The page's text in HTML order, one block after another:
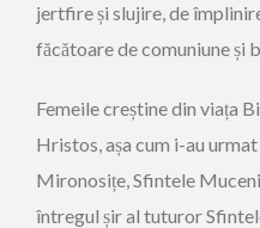
jertfire și slujire, de
făcătoare de comuniune și
Femeile creștine din viața
Hristos, așa cum i-au
Mironosițe, Sfintele
întregul șir al tuturor